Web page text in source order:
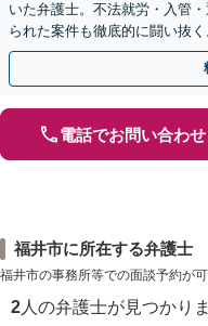
いた弁護士。不法就労・入管
られた案件も徹底的に闘い抜く
電話でお問い合わせ
福井市に所在する弁護士
福井市の事務所等での面談予約が可
2 人の弁護士が見つかり